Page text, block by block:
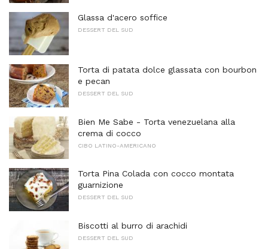
Glassa d'acero soffice
DESSERT DEL SUD
Torta di patata dolce glassata con bourbon
e pecan
DESSERT DEL SUD
Bien Me Sabe - Torta venezuelana alla
crema di cocco
CIBO LATINO-AMERICANO
Torta Pina Colada con cocco montata
guarnizione
DESSERT DEL SUD
Biscotti al burro di arachidi
DESSERT DEL SUD